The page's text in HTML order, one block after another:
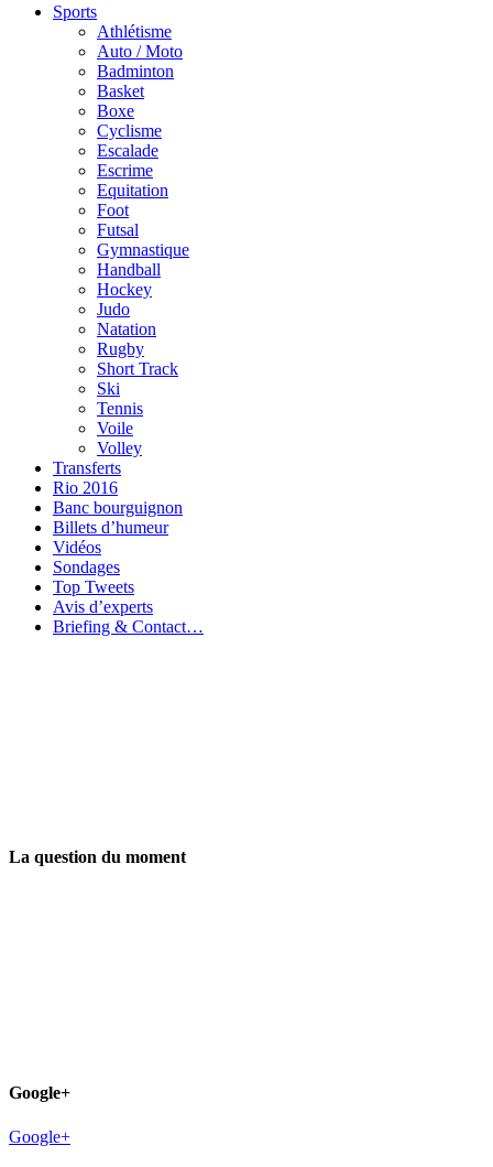
Sports
Athlétisme
Auto / Moto
Badminton
Basket
Boxe
Cyclisme
Escalade
Escrime
Equitation
Foot
Futsal
Gymnastique
Handball
Hockey
Judo
Natation
Rugby
Short Track
Ski
Tennis
Voile
Volley
Transferts
Rio 2016
Banc bourguignon
Billets d’humeur
Vidéos
Sondages
Top Tweets
Avis d’experts
Briefing & Contact…
La question du moment
Google+
Google+